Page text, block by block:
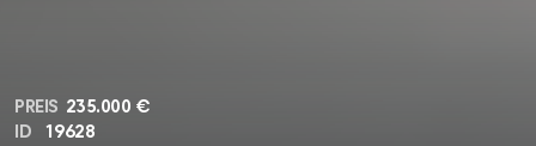
PREIS 235.000 €
ID
19628